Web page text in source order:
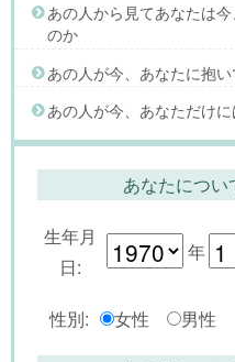
あの人から見てあなたは
のか
あの人が今、あなたに抱
あの人が今、あなただけ
あなたにつ
生年月
日:
年
性別: 女性 男性